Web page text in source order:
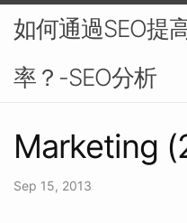
如何通過SEO提
率？-SEO分析
Marketing
Sep 15, 2013